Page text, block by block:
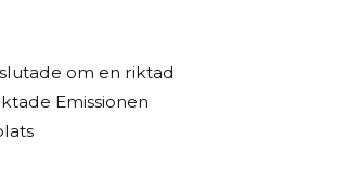
om en riktad
Emissionen